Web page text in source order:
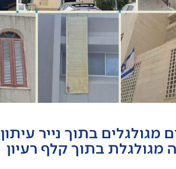
מגולגלים בתוך נייר עיתון
מגולגלת בתוך קלף רעיון